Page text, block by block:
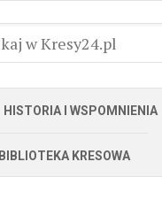
HISTORIA I WSPOMNIENIA
BIBLIOTEKA KRESOWA